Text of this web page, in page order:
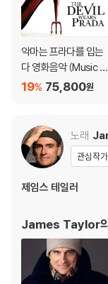
1) 불량으로 인한 반품
상을 요청할 수 있으며
관련 사진과 동영상 및
2) LP는 잦은 배송 과
악마는 프라다를 입는
다 영화음악 (Music fr
om the Motion Pictu
트 스월 컬러 LP]
75,800원
19%
노래
관심작
제임스 테일러
James Taylor